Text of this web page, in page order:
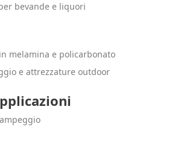
bevande e liquori
melamina e policarbonato
e attrezzature outdoor